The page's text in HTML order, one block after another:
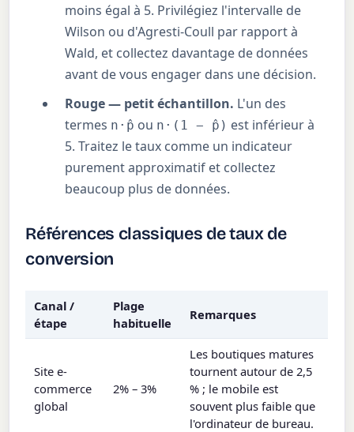
moins égal à 5. Privilégiez l'intervalle de
Wilson ou d'Agresti-Coull par rapport à
Wald, et collectez davantage de données
avant de vous engager dans une décision.
Rouge — petit échantillon. L'un des
termes n·p̂ ou n·(1 − p̂) est inférieur à
5. Traitez le taux comme un indicateur
purement approximatif et collectez
beaucoup plus de données.
Références classiques de taux de
conversion
Canal /
étape
Plage
habituelle
Remarques
Site e-
commerce
global
2% – 3%
Les boutiques matures
tournent autour de 2,5
% ; le mobile est
souvent plus faible que
l'ordinateur de bureau.